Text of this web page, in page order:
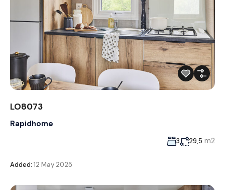
LO8073
Rapidhome
3 29,5 m2
Added: 12 May 2025